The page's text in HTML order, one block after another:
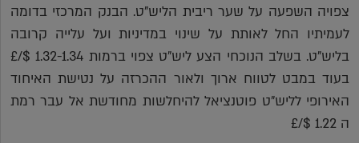
צפויה השפעה על שער ריבית הליש"ט. הבנק המרכזי בדומה
לעמיתיו החל לאותת על שינוי במדיניות ועל עלייה קרובה
בליש"ט. בשלב הנוכחי הצע ליש"ט צפוי ברמות 1.32-1.34 $/£
בעוד במבט לטווח ארוך ולאור ההכרזה על נטישת האיחוד
האירופי לליש"ט פוטנציאל להיחלשות מחודשת אל עבר רמת
ה 1.22 $/£